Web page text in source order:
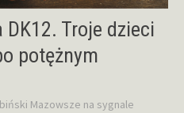
DK12. Troje dzieci
potężnym
Mazowsze na sygnale